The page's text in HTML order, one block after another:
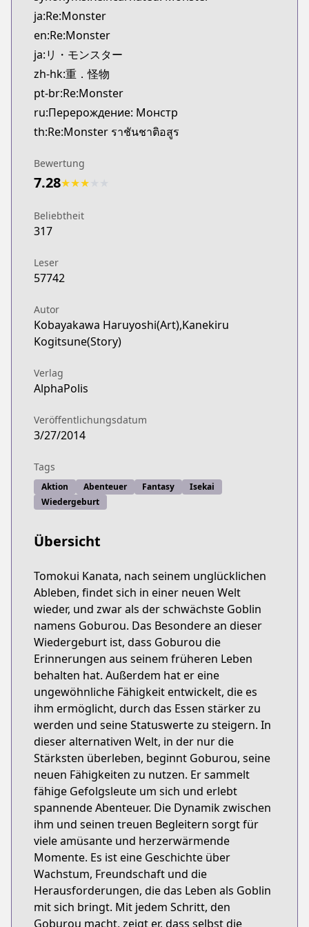
Kitsu
MangaUpdates
MangaUpdates
https://www.mangaupdates.com/
novelUpdates
novelUpdates
https://www.novelupdates.com/series/remonster
Book☆Walker
https://bookwalker.jp/series/62182/list
Official English
http://www.sevenseasentertainment.com/series/
ja:Re:Monster
en:Re:Monster
ja:リ・モンスター
zh-hk:重．怪物
pt-br:Re:Monster
ru:Перерождение: Монстр
th:Re:Monster ราชันชาติอสูร
Bewertung
7.28★★★
Beliebtheit
317
Leser
57742
Autor
Kobayakawa Haruyoshi(Art),Kanekiru
Kogitsune(Story)
Verlag
AlphaPolis
Veröffentlichungsdatum
3/27/2014
Tags
Aktion Abenteuer Fantasy
Isekai
Wiedergeburt
Übersicht
Tomokui Kanata, nach seinem unglücklichen
Ableben, findet sich in einer neuen Welt
wieder, und zwar als der schwächste Goblin
namens Goburou. Das Besondere an dieser
Wiedergeburt ist, dass Goburou die
Erinnerungen aus seinem früheren Leben
behalten hat. Außerdem hat er eine
ungewöhnliche Fähigkeit entwickelt, die es
ihm ermöglicht, durch das Essen stärker zu
werden und seine Statuswerte zu steigern. In
dieser alternativen Welt, in der nur die
Stärksten überleben, beginnt Goburou, seine
neuen Fähigkeiten zu nutzen. Er sammelt
fähige Gefolgsleute um sich und erlebt
spannende Abenteuer. Die Dynamik zwischen
ihm und seinen treuen Begleitern sorgt für
viele amüsante und herzerwärmende
Momente. Es ist eine Geschichte über
Wachstum, Freundschaft und die
Herausforderungen, die das Leben als Goblin
mit sich bringt. Mit jedem Schritt, den
Goburou macht, zeigt er, dass selbst die